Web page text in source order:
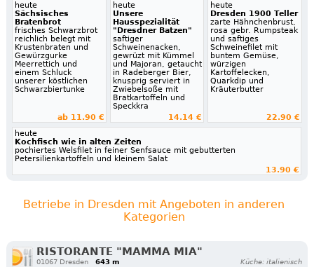
heute
Sächsisches
Bratenbrot
frisches Schwarzbrot
reichlich belegt mit
Krustenbraten und
Gewürzgurke
Meerrettich und
einem Schluck
unserer köstlichen
Schwarzbiertunke
ab 11.90 €
heute
Unsere
Hausspezialität
"Dresdner Batzen"
saftiger
Schweinenacken,
gewrüzt mit Kümmel
und Majoran, getaucht
in Radeberger Bier,
knusprig serviert in
Zwiebelsoße mit
Bratkartoffeln und
Speckkra
14.14 €
heute
Dresden 1900 Teller
zarte Hähnchenbrust,
rosa gebr. Rumpsteak
und saftiges
Schweinefilet mit
buntem Gemüse,
würzigen
Kartoffelecken,
Quarkdip und
Kräuterbutter
22.90 €
heute
Kochfisch wie in alten Zeiten
pochiertes Welsfilet in feiner Senfsauce mit gebutterten
Petersilienkartoffeln und kleinem Salat
13.90 €
Betriebe in Dresden mit Angeboten in anderen
Kategorien
RISTORANTE "MAMMA MIA"
01067 Dresden 643 m Küche: italienisch